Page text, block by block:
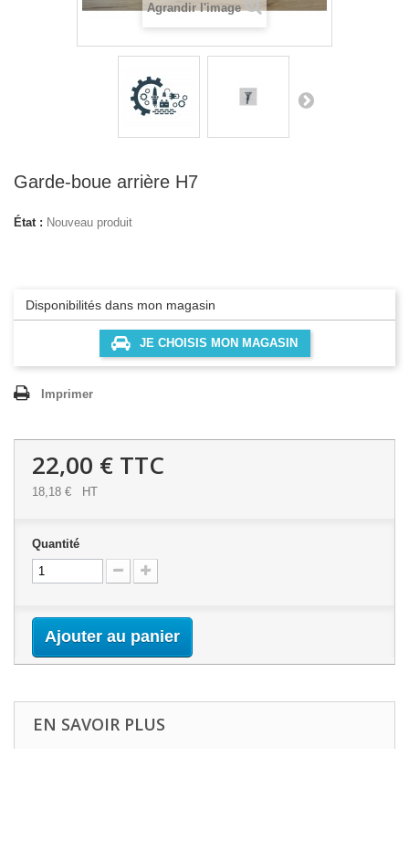
Agrandir l'image
Garde-boue arrière H7
État : Nouveau produit
Disponibilités dans mon magasin
JE CHOISIS MON MAGASIN
Imprimer
22,00 € TTC
18,18 € HT
Quantité
Ajouter au panier
EN SAVOIR PLUS